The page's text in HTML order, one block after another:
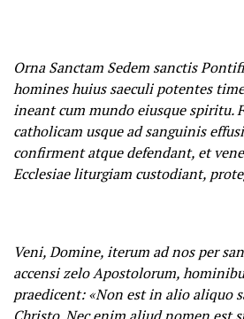
Orna Sanctam Sedem sanctis
homines huius saeculi potentes
ineant cum mundo eiusque spiritu.
catholicam usque ad sanguinis
confirment atque defendant, еt
Ecclesiae liturgiam custodiant,
Veni, Domine, iterum ad nos per
accensi zelo Apostolorum,
praedicent: «Non est in alio aliquo